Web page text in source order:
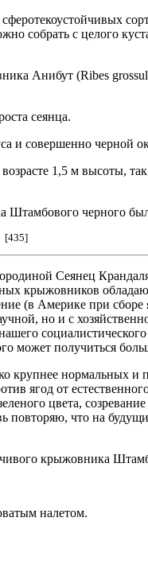
собрать с целого
Анибут (Ribes
сеянца.
и совершенно черной
1,5 м высоты,
Штамбового черного
[435]
Сеянец
крыжовников
(в Америке при
но и с
социалистического
может получиться
нормальных и
ягод от
цвета,
повторяю, что на
крыжовника
налетом.